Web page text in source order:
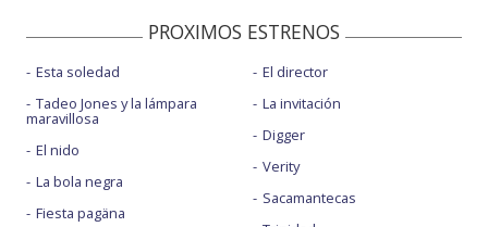
PROXIMOS ESTRENOS
Esta soledad
Tadeo Jones y la lámpara
maravillosa
El nido
La bola negra
Fiesta pagäna
El director
La invitación
Digger
Verity
Sacamantecas